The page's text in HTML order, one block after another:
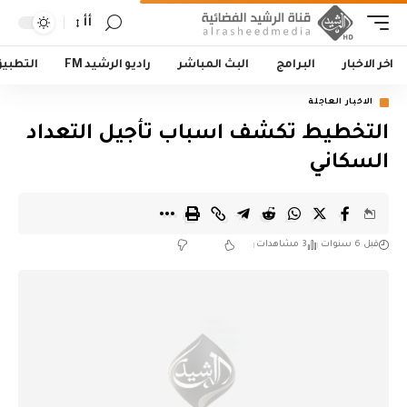
أأ
اخر الاخبار البرامج البث المباشر راديو الرشيد FM
الاخبار العاجلة
التخطيط تكشف اسباب تأجيل التعداد
السكاني
قبل 6 سنوات 3 مشاهدات